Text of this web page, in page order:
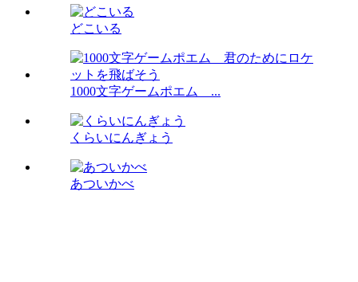
どこいる
1000文字ゲームポエム ...
くらいにんぎょう
あついかべ